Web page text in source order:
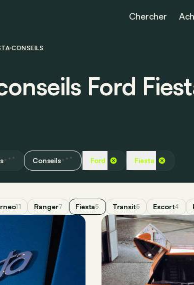
Chercher
CONSEILS
Ford
Conseils Ford Fiesta
11 Ranger7 Fiesta5 Transit5 Escort4